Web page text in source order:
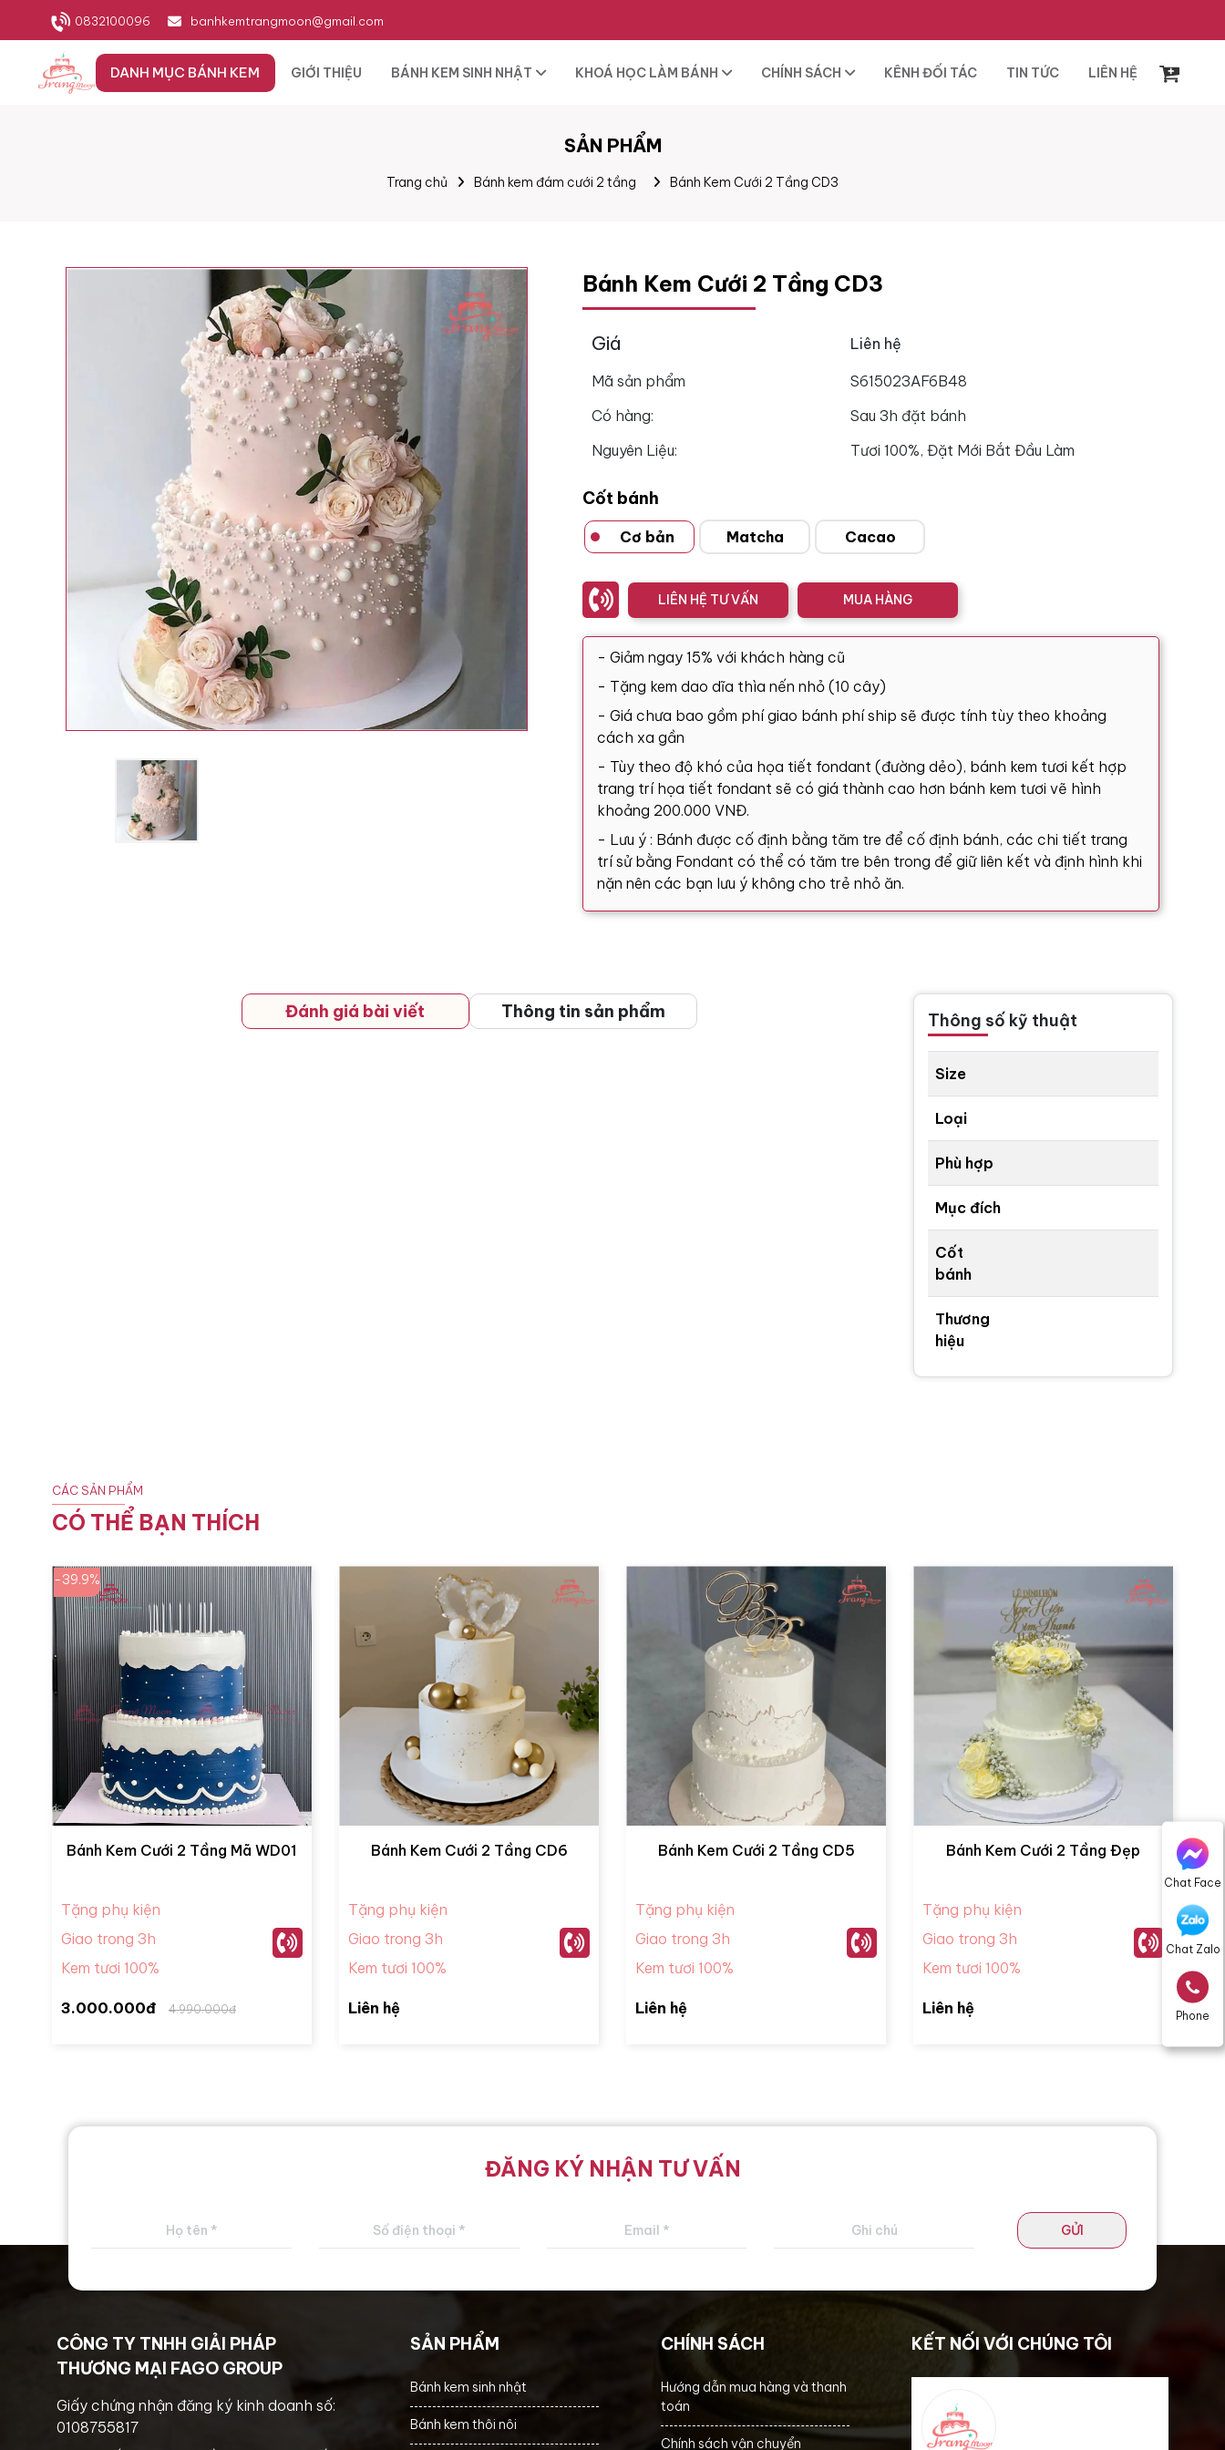
0832100096 banhkemtrangmoon@gmail.com
DANH MỤC BÁNH KEM GIỚI THIỆU BÁNH KEM SINH NHẬT KHOÁ HỌC LÀM BÁNH CHÍNH SÁCH KÊNH ĐỐI TÁC TIN TỨC LIÊN HỆ
Chat Face
Chat Zalo
Phone
SẢN PHẨM
Trang chủ Bánh kem đám cưới 2 tầng Bánh Kem Cưới 2 Tầng CD3
Bánh Kem Cưới 2 Tầng CD3
Giá Liên hệ
Mã sản phẩm
S615023AF6B48
Có hàng:
Sau 3h đặt bánh
Nguyên Liệu:
Tươi 100%, Đặt Mới Bắt Đầu Làm
Cốt bánh
Cơ bản Matcha Cacao
LIÊN HỆ TƯ VẤN MUA HÀNG
- Giảm ngay 15% với khách hàng cũ
- Tặng kem dao dĩa thìa nến nhỏ (10 cây)
- Giá chưa bao gồm phí giao bánh phí ship sẽ được tính tùy theo khoảng
cách xa gần
- Tùy theo độ khó của họa tiết fondant (đường dẻo), bánh kem tươi kết hợp
trang trí họa tiết fondant sẽ có giá thành cao hơn bánh kem tươi vẽ hình
khoảng 200.000 VNĐ.
- Lưu ý : Bánh được cố định bằng tăm tre để cố định bánh, các chi tiết trang
trí sử bằng Fondant có thể có tăm tre bên trong để giữ liên kết và định hình khi
nặn nên các bạn lưu ý không cho trẻ nhỏ ăn.
Đánh giá bài viết Thông tin sản phẩm Thông số kỹ thuật
Size
Loại
Phù hợp
Mục đích
Cốt
bánh
Thương
hiệu
CÁC SẢN PHẨM
CÓ THỂ BẠN THÍCH
-39.9%
Bánh Kem Cưới 2 Tầng Mã WD01
Tặng phụ kiện
Giao trong 3h
Kem tươi 100%
3.000.000đ 4.990.000đ
Bánh Kem Cưới 2 Tầng CD6
Tặng phụ kiện
Giao trong 3h
Kem tươi 100%
Liên hệ
Bánh Kem Cưới 2 Tầng CD5
Tặng phụ kiện
Giao trong 3h
Kem tươi 100%
Liên hệ
Bánh Kem Cưới 2 Tầng Đẹp
Tặng phụ kiện
Giao trong 3h
Kem tươi 100%
Liên hệ
ĐĂNG KÝ NHẬN TƯ VẤN
GỬI
CÔNG TY TNHH GIẢI PHÁP
THƯƠNG MẠI FAGO GROUP
Giấy chứng nhận đăng ký kinh doanh số:
0108755817
SẢN PHẨM
Bánh kem sinh nhật
Bánh kem thôi nôi
CHÍNH SÁCH
Hướng dẫn mua hàng và thanh
toán
Chính sách vận chuyển
KẾT NỐI VỚI CHÚNG TÔI